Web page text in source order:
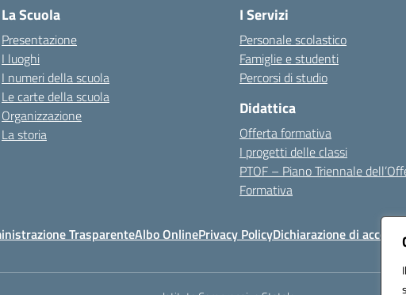
La Scuola
Presentazione
I luoghi
I numeri della scuola
Le carte della scuola
Organizzazione
La storia
I Servizi
Personale scolastico
Famiglie e studenti
Percorsi di studio
Didattica
Offerta formativa
I progetti delle classi
PTOF – Piano Triennale
Formativa
TrasparenteAlbo OnlinePrivacy PolicyDichiarazione di